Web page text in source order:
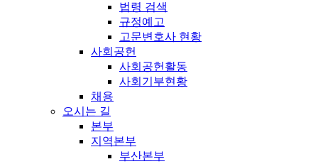
법령 검색
규정예고
고문변호사 현황
사회공헌
사회공헌활동
사회기부현황
채용
오시는 길
본부
지역본부
부산본부